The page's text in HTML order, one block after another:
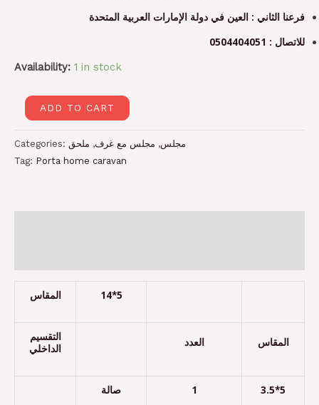
فرعنا الثاني : العين في دولة الإمارات العربية المتحدة
للاتصال : 0504404051
Availability: 1 in stock
ADD TO CART
Categories: مجلس, مجلس مع غرف, ملحق
Tag: Porta home caravan
المقاس 14*5
التقسيم
الداخلي
العدد المقاس
صالة 1 3.5*5